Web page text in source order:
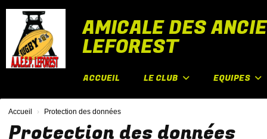
AMICALE DES
LEFOREST
ACCUEIL LE CLUB EQUIPES
Accueil Protection des données
Protection des données